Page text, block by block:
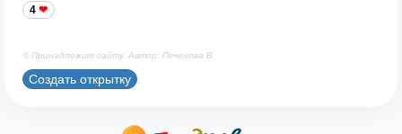
4
© Принадлежит сайту. Автор: Печенова В.
Создать открытку